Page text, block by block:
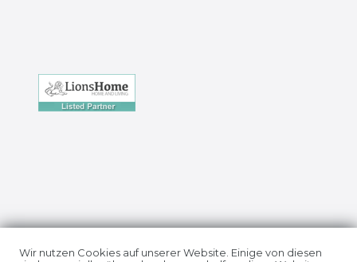
Impressum Daten­schutz­erklärung
Wir nutzen Cookies auf unserer Website. Einige von diesen